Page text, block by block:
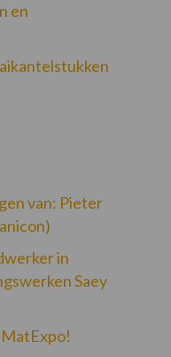
en
van: Pieter
in
Saey